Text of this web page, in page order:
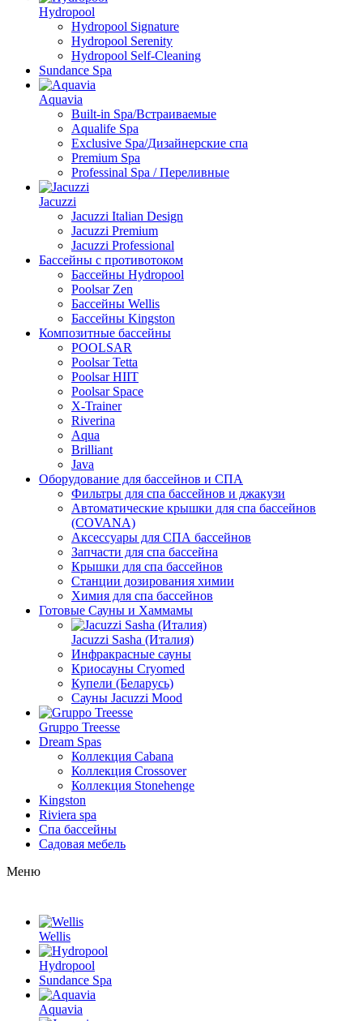
Hydropool
Hydropool Signature
Hydropool Serenity
Hydropool Self-Сleaning
Sundance Spa
Aquavia
Built-in Spa/Встраиваемые
Aqualife Spa
Exclusive Spa/Дизайнерские спа
Premium Spa
Professinal Spa / Переливные
Jacuzzi
Jacuzzi Italian Design
Jacuzzi Premium
Jacuzzi Professional
Бассейны с противотоком
Бассейны Hydropool
Poolsar Zen
Бассейны Wellis
Бассейны Kingston
Композитные бассейны
POOLSAR
Poolsar Tetta
Poolsar HIIT
Poolsar Space
X-Trainer
Riverina
Aqua
Brilliant
Java
Оборудование для бассейнов и СПА
Фильтры для спа бассейнов и джакузи
Автоматические крышки для спа бассейнов
(COVANA)
Аксессуары для СПА бассейнов
Запчасти для спа бассейна
Крышки для спа бассейнов
Станции дозирования химии
Химия для спа бассейнов
Готовые Сауны и Хаммамы
Jacuzzi Sasha (Италия)
Инфракрасные сауны
Криосауны Cryomed
Купели (Беларусь)
Сауны Jacuzzi Mood
Gruppo Treesse
Dream Spas
Коллекция Cabana
Коллекция Crossover
Коллекция Stonehenge
Kingston
Riviera spa
Спа бассейны
Садовая мебель
Меню
Wellis
Hydropool
Sundance Spa
Aquavia